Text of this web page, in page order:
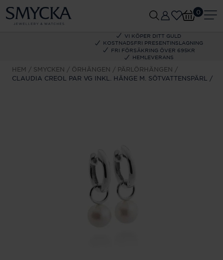
VI KÖPER DITT GULD
KOSTNADSFRI PRESENTINSLAGNING
FRI FÖRSÄKRING ÖVER 695KR
HEMLEVERANS
0
HEM SMYCKEN ÖRHÄNGEN
PÄRLÖRHÄNGEN
CLAUDIA CREOL PAR VG INKL. HÄNGE M. SÖTVATTENSPÄRL